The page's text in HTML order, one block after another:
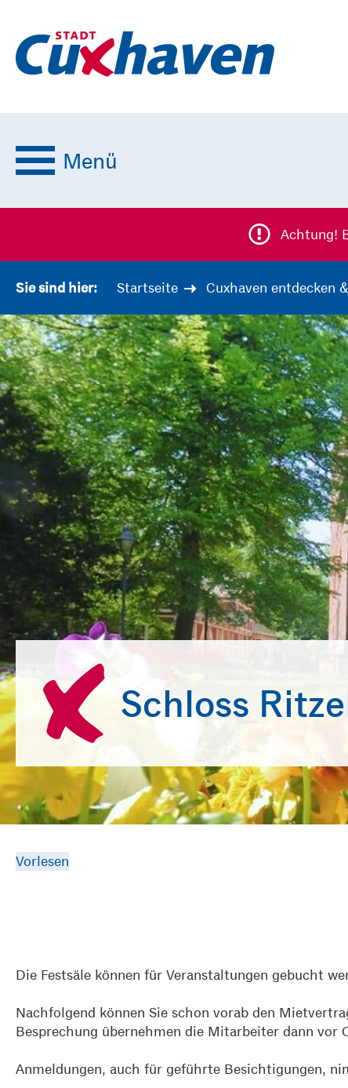
Menü
Achtung!
Sie sind hier: Startseite Cuxhaven entdecken
Schloss
Vorlesen
Die Festsäle können für Veranstaltungen gebucht
Nachfolgend können Sie schon vorab den
Besprechung übernehmen die Mitarbeiter dann vor
Anmeldungen, auch für geführte Besichtigungen,